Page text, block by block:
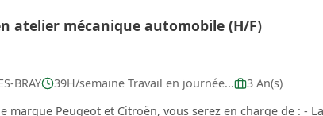
atelier mécanique automobile (H/F)
BRAY 39H/semaine Travail en journée...
3 An(s)
Peugeot et Citroën, vous serez en charge de : - La prise de rendez-vous, la